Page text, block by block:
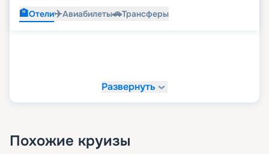
🏨Отели✈️Авиабилеты🚗Трансферы
Развернуть
Похожие круизы